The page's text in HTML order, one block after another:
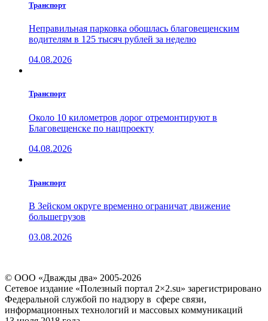
Транспорт
Неправильная парковка обошлась благовещенским
водителям в 125 тысяч рублей за неделю
04.08.2026
Транспорт
Около 10 километров дорог отремонтируют в
Благовещенске по нацпроекту
04.08.2026
Транспорт
В Зейском округе временно ограничат движение
большегрузов
03.08.2026
© ООО «Дважды два» 2005-2026
Сетевое издание «Полезный портал 2×2.su» зарегистрировано
Федеральной службой по надзору в сфере связи,
информационных технологий и массовых коммуникаций